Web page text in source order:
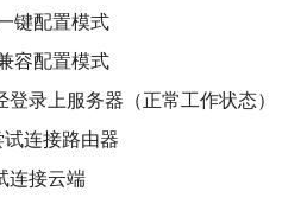
键配置模式
容配置模式
录上服务器（正常工作状态）
连接路由器
连接云端